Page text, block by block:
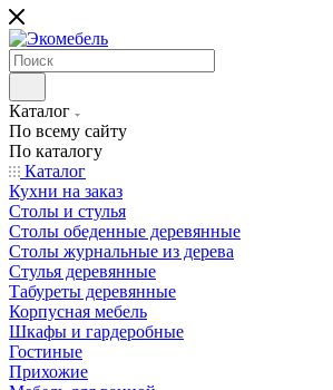
Каталог
По всему сайту
По каталогу
Каталог
Кухни на заказ
Столы и стулья
Столы обеденные деревянные
Столы журнальные из дерева
Стулья деревянные
Табуреты деревянные
Корпусная мебель
Шкафы и гардеробные
Гостиные
Прихожие